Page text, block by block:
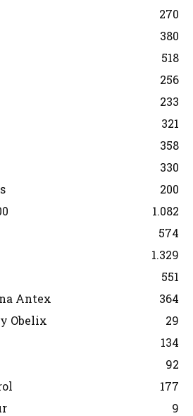
270
380
518
256
233
321
358
330
200
1.082
574
1.329
551
Antex
364
Obelix
29
134
92
177
9